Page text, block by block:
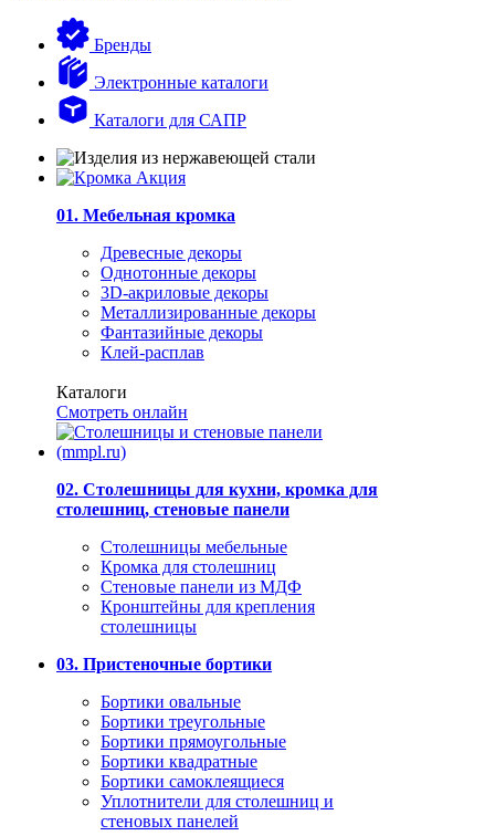
Бренды
Электронные каталоги
Каталоги для САПР
01. Мебельная кромка
Древесные декоры
Однотонные декоры
3D-акриловые декоры
Металлизированные декоры
Фантазийные декоры
Клей-расплав
Каталоги
Смотреть онлайн
02. Столешницы для кухни, кромка для
столешниц, стеновые панели
Столешницы мебельные
Кромка для столешниц
Стеновые панели из МДФ
Кронштейны для крепления
столешницы
03. Пристеночные бортики
Бортики овальные
Бортики треугольные
Бортики прямоугольные
Бортики квадратные
Бортики самоклеящиеся
Уплотнители для столешниц и
стеновых панелей